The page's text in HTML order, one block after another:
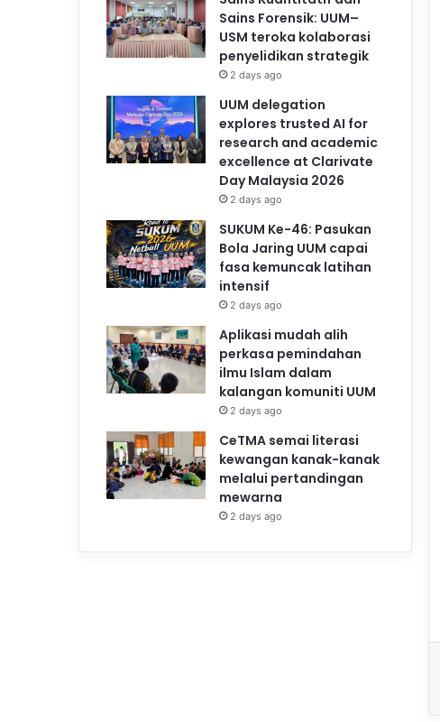
Sains Forensik: UUM–
USM teroka kolaborasi
penyelidikan strategik
2 days ago
UUM delegation
explores trusted AI for
research and academic
excellence at Clarivate
Day Malaysia 2026
2 days ago
SUKUM Ke-46: Pasukan
Bola Jaring UUM capai
fasa kemuncak latihan
intensif
2 days ago
Aplikasi mudah alih
perkasa pemindahan
ilmu Islam dalam
kalangan komuniti UUM
2 days ago
CeTMA semai literasi
kewangan kanak-kanak
melalui pertandingan
mewarna
2 days ago